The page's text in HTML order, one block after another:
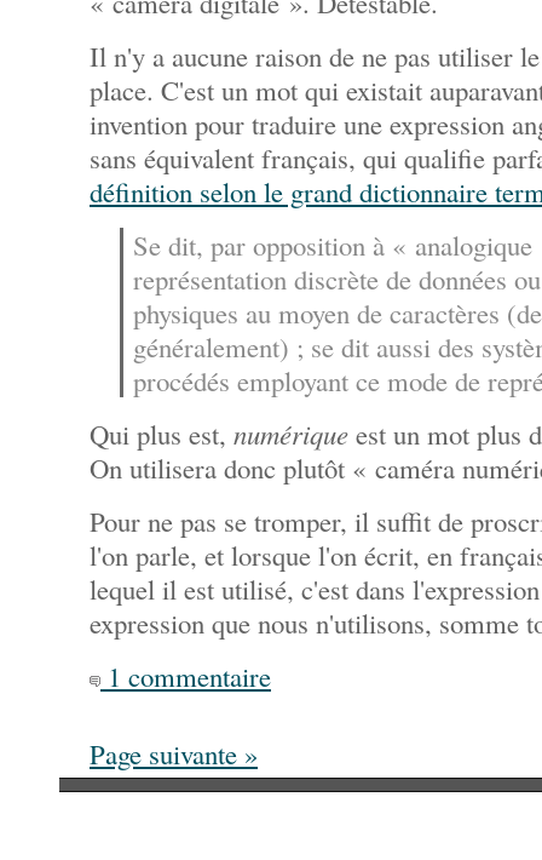
Il n'y a aucune raison de ne pas utiliser
place. C'est un mot qui existait
invention pour traduire une expression
sans équivalent français, qui qualifie
définition selon le grand dictionnaire
Se dit, par opposition à «
représentation discrète de données
physiques au moyen de caractères
généralement) ; se dit aussi des
procédés employant ce mode de
Qui plus est, numérique est un mot plus
On utilisera donc plutôt « caméra
Pour ne pas se tromper, il suffit de
l'on parle, et lorsque l'on écrit, en
lequel il est utilisé, c'est dans
expression que nous n'utilisons, somme
1 commentaire
Page suivante »